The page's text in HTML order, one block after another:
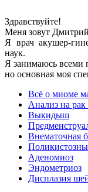
Здравствуйте!
Меня зовут
Я врач акушер-
наук.
Я занимаюсь всеми
но основная моя
Всё о миоме
Анализ на
Выкидыш
Внематочная
Аденомиоз
Эндометриоз
Дисплазия